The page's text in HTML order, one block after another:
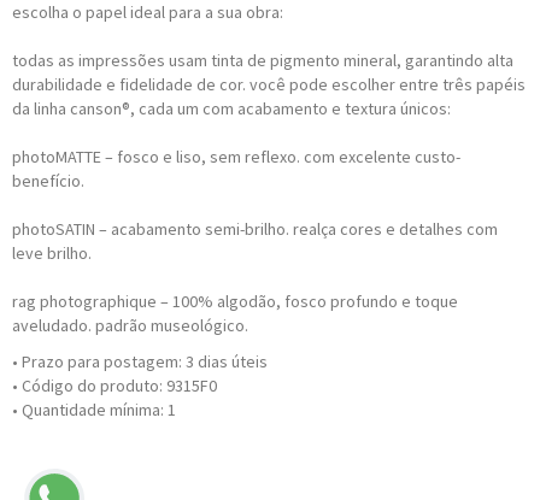
escolha o papel ideal para a sua obra:
todas as impressões usam tinta de pigmento mineral, garantindo alta
durabilidade e fidelidade de cor. você pode escolher entre três papéis
da linha canson®, cada um com acabamento e textura únicos:
photoMATTE – fosco e liso, sem reflexo. com excelente custo-
benefício.
photoSATIN – acabamento semi-brilho. realça cores e detalhes com
leve brilho.
rag photographique – 100% algodão, fosco profundo e toque
aveludado. padrão museológico.
• Prazo para postagem: 3 dias úteis
• Código do produto: 9315F0
• Quantidade mínima: 1